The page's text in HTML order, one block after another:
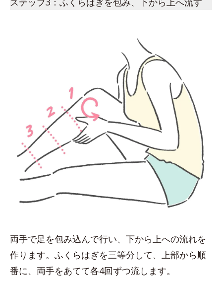
両手で足を包み込んで行い、下から上への流れを
作ります。ふくらはぎを三等分して、上部から順
番に、両手をあてて各4回ずつ流します。